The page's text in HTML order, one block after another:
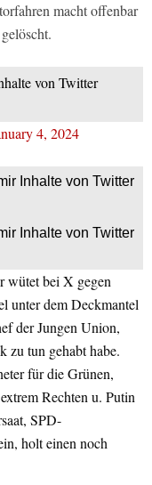
macht offenbar
von Twitter
4, 2024
Inhalte von Twitter
Inhalte von Twitter
wütet bei X gegen
unter dem Deckmantel
der Jungen Union,
zu tun gehabt habe.
für die Grünen,
Rechten u. Putin
SPD-
holt einen noch